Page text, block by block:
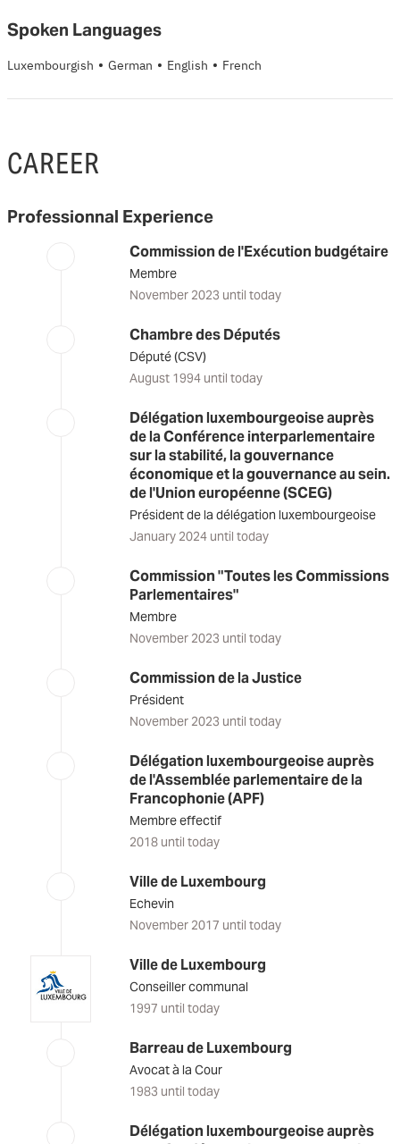
Spoken Languages
Luxembourgish · German · English · French
CAREER
Professionnal Experience
Commission de l'Exécution budgétaire
Membre
November 2023 until today
Chambre des Députés
Député (CSV)
August 1994 until today
Délégation luxembourgeoise auprès
de la Conférence interparlementaire
sur la stabilité, la gouvernance
économique et la gouvernance au sein.
de l'Union européenne (SCEG)
Président de la délégation luxembourgeoise
January 2024 until today
Commission "Toutes les Commissions
Parlementaires"
Membre
November 2023 until today
Commission de la Justice
Président
November 2023 until today
Délégation luxembourgeoise auprès
de l'Assemblée parlementaire de la
Francophonie (APF)
Membre effectif
2018 until today
Ville de Luxembourg
Echevin
November 2017 until today
Ville de Luxembourg
Conseiller communal
1997 until today
Barreau de Luxembourg
Avocat à la Cour
1983 until today
Délégation luxembourgeoise auprès